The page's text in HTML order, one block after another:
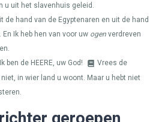
u uit het slavenhuis geleid.
de hand van de Egyptenaren en uit de hand
Ik heb hen van voor uw ogen verdreven
ben de HEERE, uw God!
Vrees de
in wier land u woont. Maar u hebt niet